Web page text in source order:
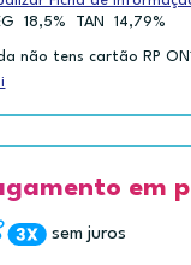
18,5% TAN 14,79%
não tens cartão RP
em
sem juros